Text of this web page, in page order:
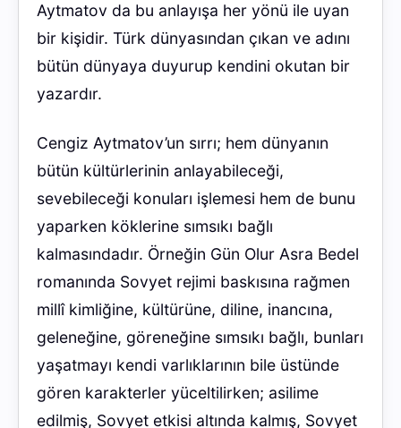
Aytmatov da bu anlayışa her yönü ile uyan
bir kişidir. Türk dünyasından çıkan ve adını
bütün dünyaya duyurup kendini okutan bir
yazardır.
Cengiz Aytmatov’un sırrı; hem dünyanın
bütün kültürlerinin anlayabileceği,
sevebileceği konuları işlemesi hem de bunu
yaparken köklerine sımsıkı bağlı
kalmasındadır. Örneğin Gün Olur Asra Bedel
romanında Sovyet rejimi baskısına rağmen
millî kimliğine, kültürüne, diline, inancına,
geleneğine, göreneğine sımsıkı bağlı, bunları
yaşatmayı kendi varlıklarının bile üstünde
gören karakterler yüceltilirken; asilime
edilmiş, Sovyet etkisi altında kalmış, Sovyet